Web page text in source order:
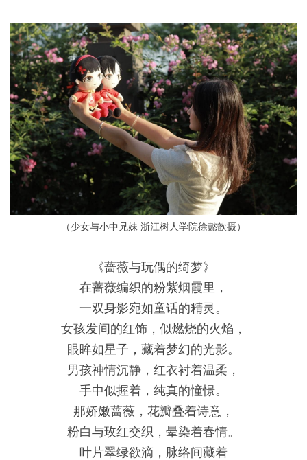
（少女与小中兄妹 浙江树人学院徐懿歆摄）
《蔷薇与玩偶的绮梦》
在蔷薇编织的粉紫烟霞里，
一双身影宛如童话的精灵。
女孩发间的红饰，似燃烧的火焰，
眼眸如星子，藏着梦幻的光影。
男孩神情沉静，红衣衬着温柔，
手中似握着，纯真的憧憬。
那娇嫩蔷薇，花瓣叠着诗意，
粉白与玫红交织，晕染着春情。
叶片翠绿欲滴，脉络间藏着